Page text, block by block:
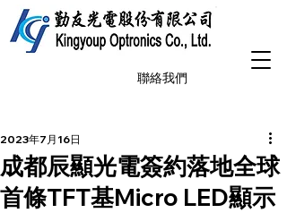
聯絡我們
成都辰顯光電簽約落地全球
首條TFT基Micro LED顯示
2023年7月16日